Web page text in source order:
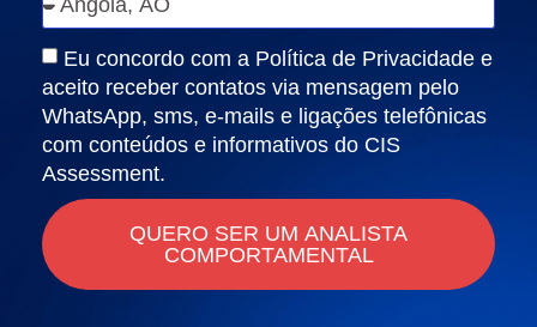
Eu concordo com a Política de Privacidade e
aceito receber contatos via mensagem pelo
WhatsApp, sms, e-mails e ligações telefônicas
com conteúdos e informativos do CIS
Assessment.
QUERO SER UM ANALISTA
COMPORTAMENTAL